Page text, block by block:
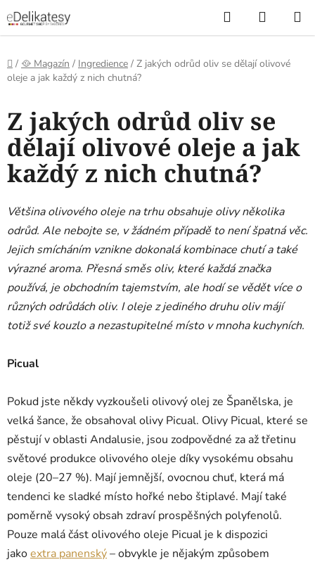
na
obsah
Hledat
KOŠÍK
Domů
/ 🥘 Magazín / Ingredience / Z jakých odrůd oliv se dělají olivové
oleje a jak každý z nich chutná?
Z jakých odrůd oliv se
dělají olivové oleje a jak
každý z nich chutná?
Většina olivového oleje na trhu obsahuje olivy několika
odrůd. Ale nebojte se, v žádném případě to není špatná věc.
Jejich smícháním vznikne dokonalá kombinace chutí a také
výrazné aroma. Přesná směs oliv, které každá značka
používá, je obchodním tajemstvím, ale hodí se vědět více o
různých odrůdách oliv. I oleje z jediného druhu oliv májí
totiž své kouzlo a nezastupitelné místo v mnoha kuchyních.
Picual
Pokud jste někdy vyzkoušeli olivový olej ze Španělska, je
velká šance, že obsahoval olivy Picual. Olivy Picual, které se
pěstují v oblasti Andalusie, jsou zodpovědné za až třetinu
světové produkce olivového oleje díky vysokému obsahu
oleje (20–27 %). Mají jemnější, ovocnou chuť, která má
tendenci ke sladké místo hořké nebo štiplavé. Mají také
poměrně vysoký obsah zdraví prospěšných polyfenolů.
Pouze malá část olivového oleje Picual je k dispozici
jakoextra panenský– obvykle je nějakým způsobem